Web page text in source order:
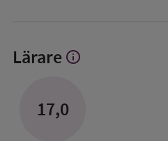
Lärare Visa
info
17,0